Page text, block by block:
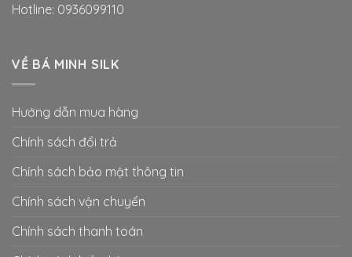
Hotline: 0936099110
VỀ BÁ MINH SILK
Hướng dẫn mua hàng
Chính sách đổi trả
Chính sách bảo mật thông tin
Chính sách vận chuyển
Chính sách thanh toán